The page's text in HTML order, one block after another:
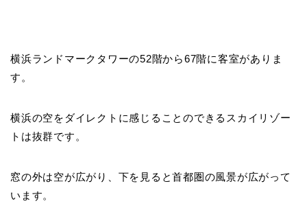
横浜ランドマークタワーの52階から67階に客室がありま
す。
横浜の空をダイレクトに感じることのできるスカイリゾー
トは抜群です。
窓の外は空が広がり、下を見ると首都圏の風景が広がって
います。